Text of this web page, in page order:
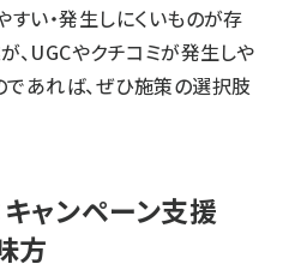
い・発生しにくいものが存
、UGCやクチコミが発生しや
あれば、ぜひ施策の選択肢
ャンペーン支援
方